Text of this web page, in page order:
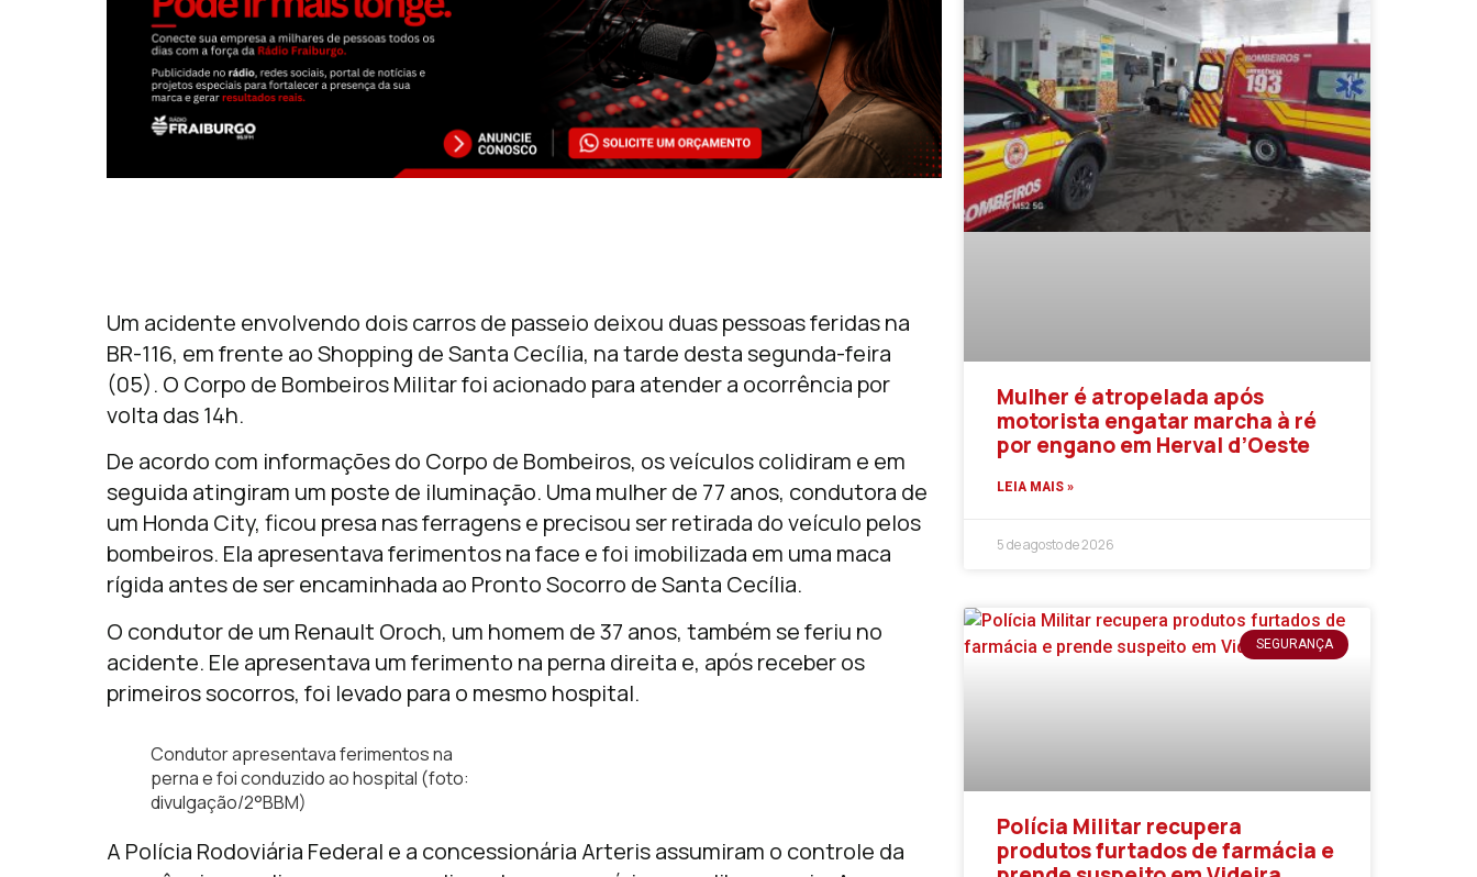
Um acidente envolvendo dois carros de passeio deixou duas pessoas feridas na
BR-116, em frente ao Shopping de Santa Cecília, na tarde desta segunda-feira
(05). O Corpo de Bombeiros Militar foi acionado para atender a ocorrência por
volta das 14h.
De acordo com informações do Corpo de Bombeiros, os veículos colidiram e em
seguida atingiram um poste de iluminação. Uma mulher de 77 anos, condutora de
um Honda City, ficou presa nas ferragens e precisou ser retirada do veículo pelos
bombeiros. Ela apresentava ferimentos na face e foi imobilizada em uma maca
rígida antes de ser encaminhada ao Pronto Socorro de Santa Cecília.
O condutor de um Renault Oroch, um homem de 37 anos, também se feriu no
acidente. Ele apresentava um ferimento na perna direita e, após receber os
primeiros socorros, foi levado para o mesmo hospital.
Condutor apresentava ferimentos na
perna e foi conduzido ao hospital (foto:
divulgação/2°BBM)
A Polícia Rodoviária Federal e a concessionária Arteris assumiram o controle da
Mulher é atropelada após
motorista engatar marcha à ré
por engano em Herval d’Oeste
LEIA MAIS »
5 de agosto de 2026
SEGURANÇA
Polícia Militar recupera
produtos furtados de farmácia e